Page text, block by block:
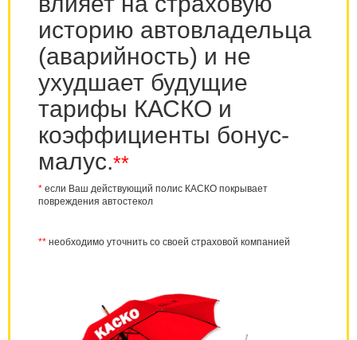
историю автовладельца
(аварийность) и не
ухудшает будущие
тарифы КАСКО и
коэффициенты бонус-
малус.**
* если Ваш действующий полис КАСКО покрывает
повреждения автостекол
** необходимо уточнить со своей страховой компанией